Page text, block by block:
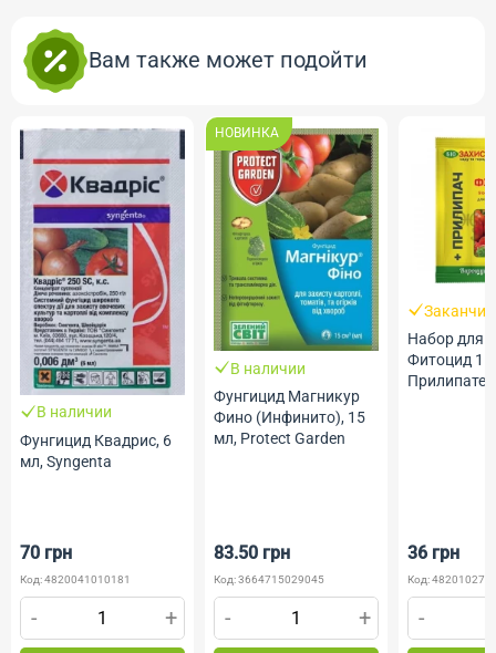
Вам также может подойти
В наличии
Фунгицид Квадрис, 6
мл, Syngenta
70 грн
Код: 4820041010181
- +
НОВИНКА
В наличии
Фунгицид Магникур
Фино (Инфинито), 15
мл, Protect Garden
83.50 грн
Код: 3664715029045
- +
Набор для
Фитоцид 15
36 грн
Код:
-